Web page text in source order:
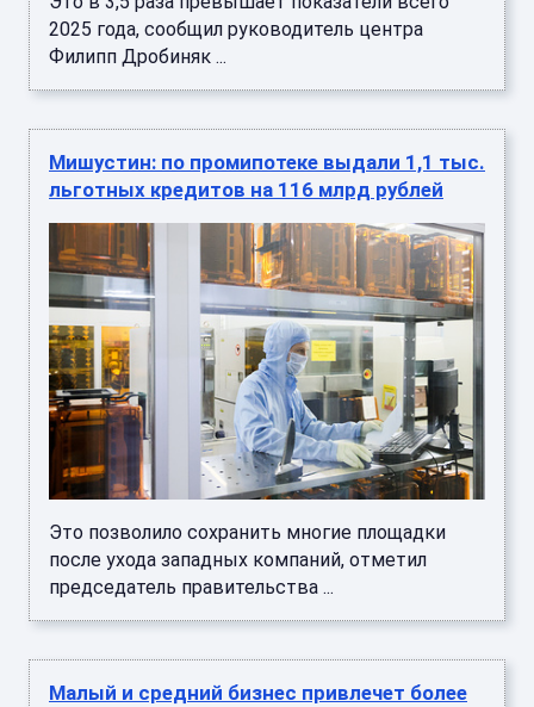
2025 года, сообщил руководитель центра
Филипп Дробиняк ...
Мишустин: по промипотеке выдали 1,1 тыс.
льготных кредитов на 116 млрд рублей
Это позволило сохранить многие площадки
после ухода западных компаний, отметил
председатель правительства ...
Малый и средний бизнес привлечет более